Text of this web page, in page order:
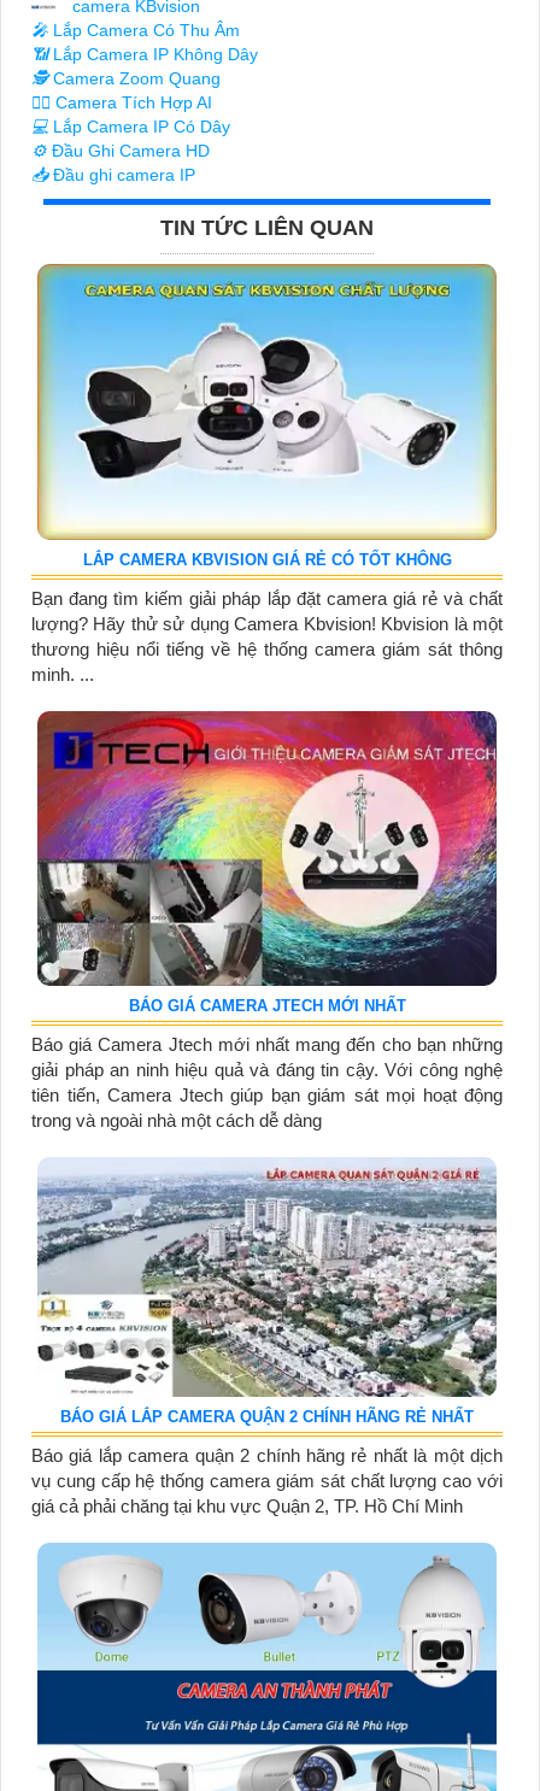
camera KBvision
️🎤️ Lắp Camera Có Thu Âm
📶Lắp Camera IP Không Dây
🕵️Camera Zoom Quang
🧛‍♀️ Camera Tích Hợp AI
💻 Lắp Camera IP Có Dây
⚙️ Đầu Ghi Camera HD
📥Đầu ghi camera IP
TIN TỨC LIÊN QUAN
LẮP CAMERA KBVISION GIÁ RẺ CÓ TỐT KHÔNG
Bạn đang tìm kiếm giải pháp lắp đặt camera giá rẻ và chất
lượng? Hãy thử sử dụng Camera Kbvision! Kbvision là một
thương hiệu nổi tiếng về hệ thống camera giám sát thông
minh. ...
BÁO GIÁ CAMERA JTECH MỚI NHẤT
Báo giá Camera Jtech mới nhất mang đến cho bạn những
giải pháp an ninh hiệu quả và đáng tin cậy. Với công nghệ
tiên tiến, Camera Jtech giúp bạn giám sát mọi hoạt động
trong và ngoài nhà một cách dễ dàng
BÁO GIÁ LẮP CAMERA QUẬN 2 CHÍNH HÃNG RẺ NHẤT
Báo giá lắp camera quận 2 chính hãng rẻ nhất là một dịch
vụ cung cấp hệ thống camera giám sát chất lượng cao với
giá cả phải chăng tại khu vực Quận 2, TP. Hồ Chí Minh